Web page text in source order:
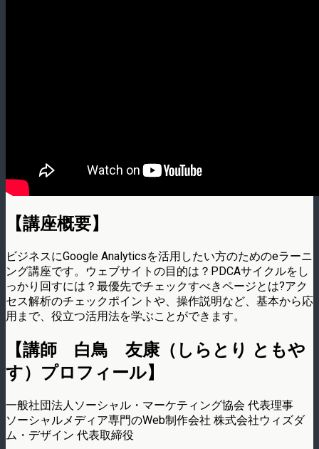
【講座概要】
ビジネスにGoogle Analyticsを活用したい方のためのeラーニ
ング講座です。ウェブサイトの目的は？PDCAサイクルをし
っかり回すには？最優先でチェックすべきページとは?アク
セス解析のチェックポイントや、操作説明など、基本から応
用まで、役立つ活用法を学ぶことができます。
【講師 白鳥 友康（しらとり ともや
す）プロフィール】
一般社団法人ソーシャル・マーケティング協会 代表理事
ソーシャルメディア専門のWeb制作会社 株式会社ウィズダ
ム・デザイン 代表取締役